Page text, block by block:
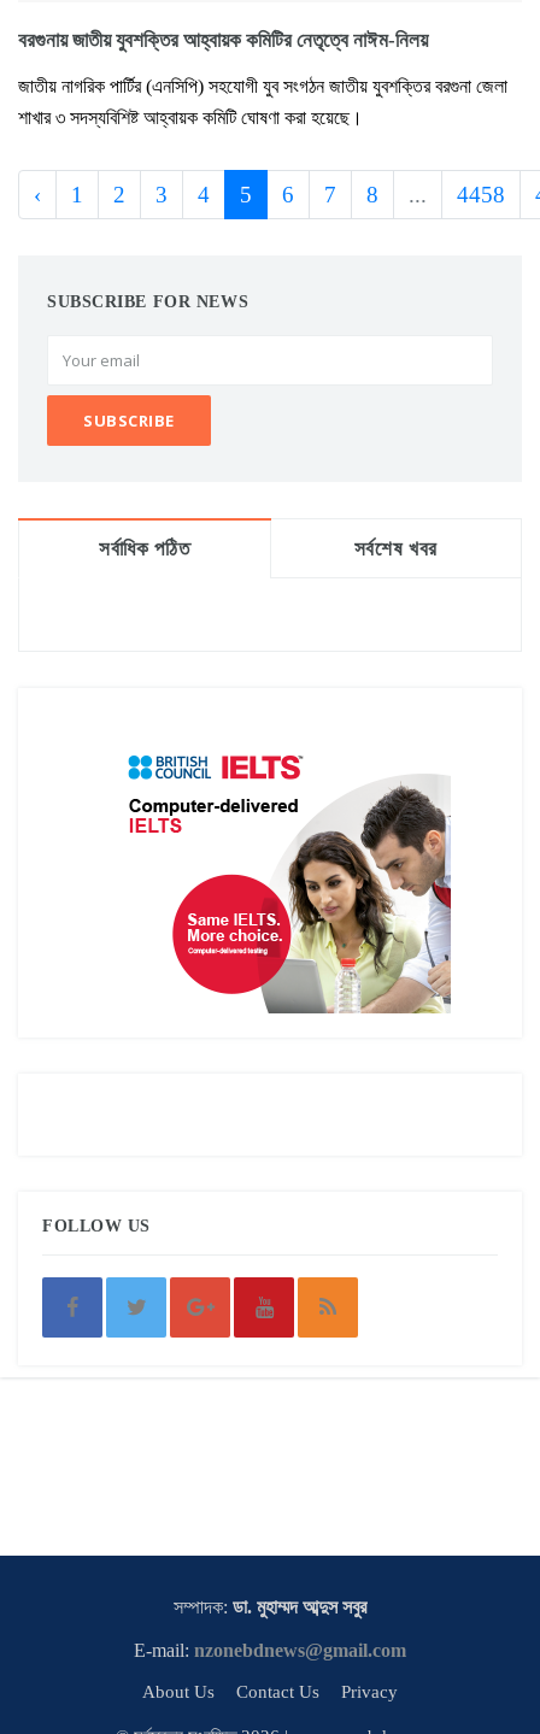
বরগুনায় জাতীয় যুবশক্তির আহ্বায়ক কমিটির নেতৃত্বে নাঈম-নিলয়
জাতীয় নাগরিক পার্টির (এনসিপি) সহযোগী যুব সংগঠন জাতীয় যুবশক্তির বরগুনা জেলা
শাখার ৩ সদস্যবিশিষ্ট আহ্বায়ক কমিটি ঘোষণা করা হয়েছে।
‹ 1 2 3 4 5 6 7 8 ... 4458
SUBSCRIBE FOR NEWS
সর্বাধিক পঠিত সর্বশেষ খবর
FOLLOW US
সম্পাদক: ডা. মুহাম্মদ আব্দুস সবুর
E-mail: nzonebdnews@gmail.com
About Us Contact Us Privacy